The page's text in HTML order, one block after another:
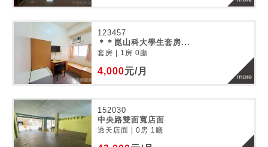
123457
＊＊崑山科大學生套房...
套房 | 1房 0廳
4,000元/月
152030
中央路雙面寬店面
透天店面 | 0房 1廳